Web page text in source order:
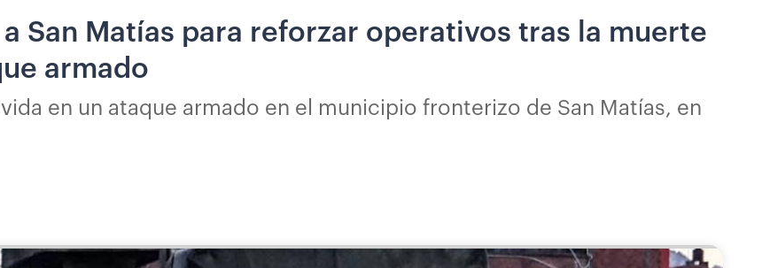
a San Matías para reforzar operativos tras la muerte
armado
en un ataque armado en el municipio fronterizo de San Matías, en